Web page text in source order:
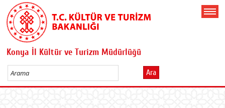
Konya İl Kültür ve Turizm Müdürlüğü
Ara